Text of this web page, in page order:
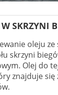
SKRZYNI
oleju
skrzyni
Olej do
znajduje się